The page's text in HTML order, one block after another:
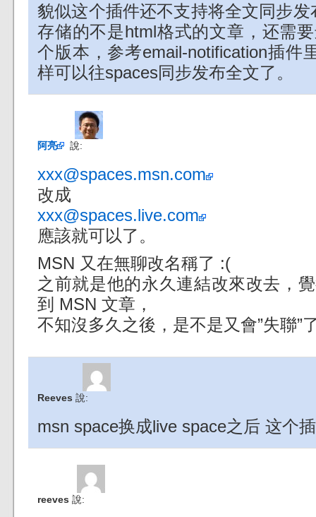
貌似这个插件还不支持将全文同步
存储的不是html格式的文章，还需
个版本，参考email-notification插件
样可以往spaces同步发布全文了。
阿亮 說:
xxx@spaces.msn.com
改成
xxx@spaces.live.com
應該就可以了。
MSN 又在無聊改名稱了 :(
之前就是他的永久連結改來改去，
到 MSN 文章，
不知沒多久之後，是不是又會”失聯”
Reeves 說:
msn space换成live space之后 这个
reeves 說: